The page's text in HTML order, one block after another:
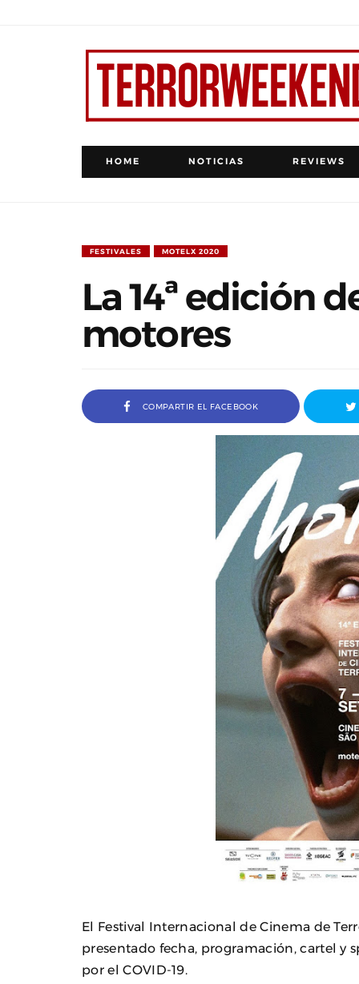
HOME NOTICIAS REVIEWS
FESTIVALES MOTELX 2020
La 14ª edición
motores
COMPARTIR EL FACEBOOK
El Festival Internacional de Cinema de
presentado fecha, programación, cartel y
por el COVID-19.
Entrevista a Ivana Baquero, premio
Serial Killer en el Sombra Madrid 2026